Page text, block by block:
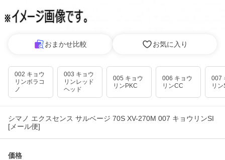
おまかせ比較 お気に入り
002 キョウ
リンボラコ
ノ
003 キョウ
リンレッド
ヘッド
005 キョウ
リンPKC
006 キョウ
リンCC
007
リン
シマノ エクスセンス サルベージ 70S XV-270M 007 キョウリンSI
[メール便]
価格